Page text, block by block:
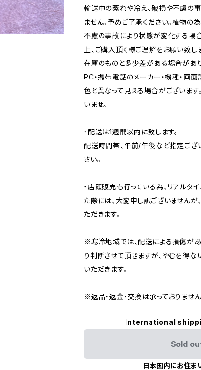
輸送中の蒸れや冷え、破損や不慮の
ません。予めご了承ください。植物の
不慮の事故により状態が変化する場
上、ご購入頂く様ご理解をお願い致
在庫のものと多少差がある場合があ
PC・携帯電話のメーカー・機種・画
色と異なって見える場合がございます
いませ。
・配送は1週間以内に致します。
配送時間帯、午前/午後など指定ござ
さい。
・店頭販売も行っている為、リアルタ
た際には、大変申し訳ございませんが
ただきます。
※寒冷地域では、配送による損傷が
り判断させて頂きますが、やむを得な
いただきます。
※返品・返金・交換は承っておりません
International
Sold
日本国内にお住ま